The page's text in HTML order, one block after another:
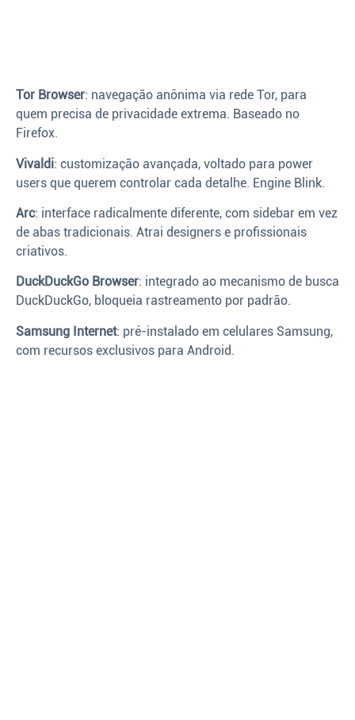
Tor Browser: navegação anônima via rede Tor, para
quem precisa de privacidade extrema. Baseado no
Firefox.
Vivaldi: customização avançada, voltado para power
users que querem controlar cada detalhe. Engine Blink.
Arc: interface radicalmente diferente, com sidebar em vez
de abas tradicionais. Atrai designers e profissionais
criativos.
DuckDuckGo Browser: integrado ao mecanismo de busca
DuckDuckGo, bloqueia rastreamento por padrão.
Samsung Internet: pré-instalado em celulares Samsung,
com recursos exclusivos para Android.